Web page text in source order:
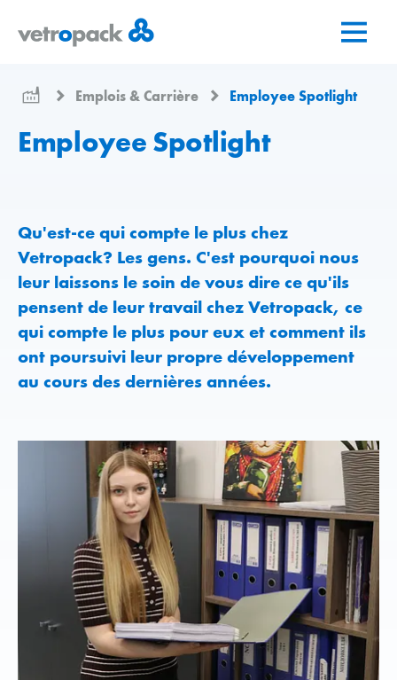
page
d'accueil
Emplois & Carrière Employee Spotlight
Employee Spotlight
Qu'est-ce qui compte le plus chez
Vetropack? Les gens. C'est pourquoi nous
leur laissons le soin de vous dire ce qu'ils
pensent de leur travail chez Vetropack, ce
qui compte le plus pour eux et comment ils
ont poursuivi leur propre développement
au cours des dernières années.